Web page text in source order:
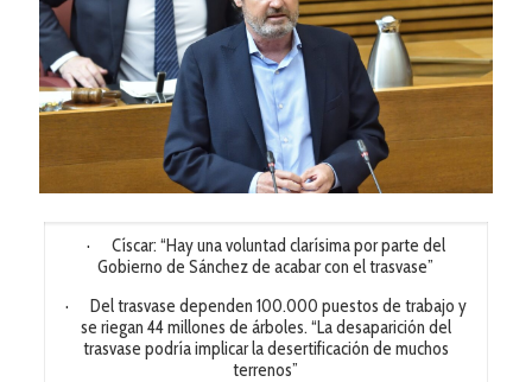
· Císcar: “Hay una voluntad clarísima por parte del
Gobierno de Sánchez de acabar con el trasvase”
· Del trasvase dependen 100.000 puestos de trabajo y
se riegan 44 millones de árboles. “La desaparición del
trasvase podría implicar la desertificación de muchos
terrenos”